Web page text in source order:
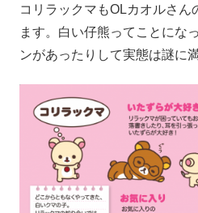
コリラックマもOLカオルさん
ます。白い仔熊ってことにな
ンがあったりして実態は謎に